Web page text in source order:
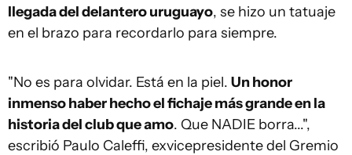
llegada del delantero uruguayo, se hizo un tatuaje
en el brazo para recordarlo para siempre.
"No es para olvidar. Está en la piel. Un honor
inmenso haber hecho el fichaje más grande en la
historia del club que amo. Que NADIE borra...",
escribió Paulo Caleffi, exvicepresidente del Gremio